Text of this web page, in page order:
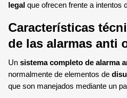
legal que ofrecen frente a intentos
Características
de las alarmas anti
Un sistema completo de alarma
normalmente de elementos de
que son manejados mediante un